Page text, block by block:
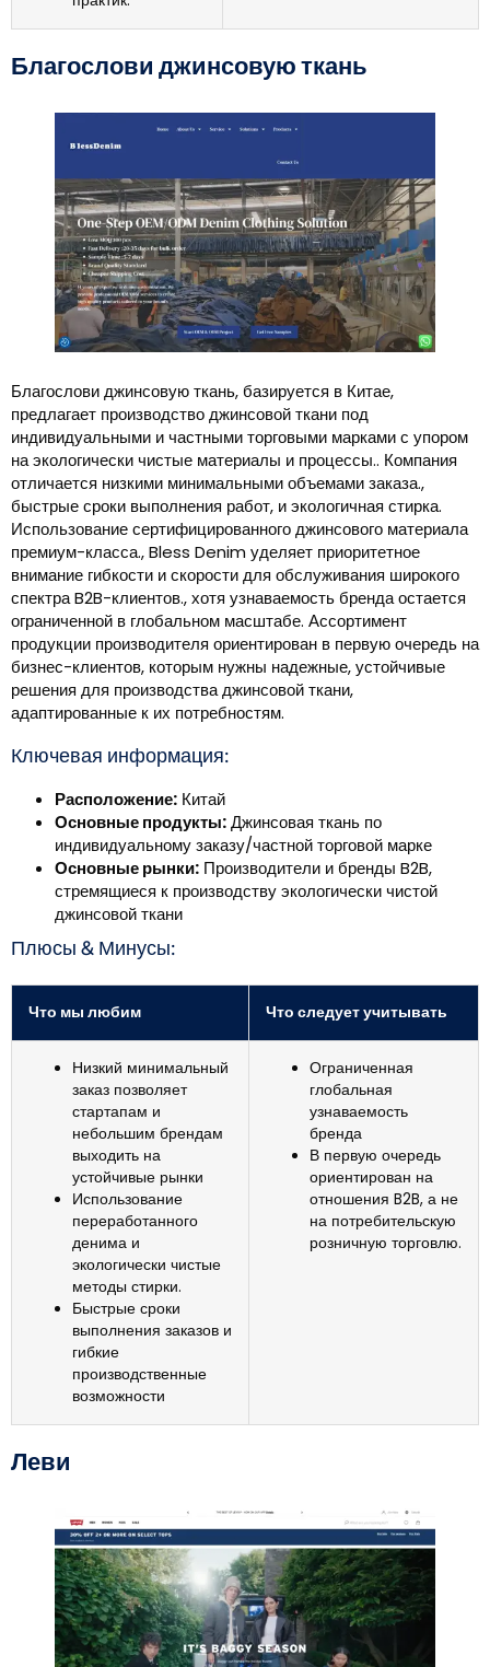
Благослови джинсовую ткань
Благослови джинсовую ткань, базируется в Китае,
предлагает производство джинсовой ткани под
индивидуальными и частными торговыми марками с упором
на экологически чистые материалы и процессы.. Компания
отличается низкими минимальными объемами заказа.,
быстрые сроки выполнения работ, и экологичная стирка.
Использование сертифицированного джинсового материала
премиум-класса., Bless Denim уделяет приоритетное
внимание гибкости и скорости для обслуживания широкого
спектра B2B-клиентов., хотя узнаваемость бренда остается
ограниченной в глобальном масштабе. Ассортимент
продукции производителя ориентирован в первую очередь на
бизнес-клиентов, которым нужны надежные, устойчивые
решения для производства джинсовой ткани,
адаптированные к их потребностям.
Ключевая информация:
Расположение: Китай
Основные продукты:Джинсовая ткань по
индивидуальному заказу/частной торговой марке
Основные рынки: Производители и бренды B2B,
стремящиеся к производству экологически чистой
джинсовой ткани
Плюсы & Минусы:
Что мы любим Что следует учитывать
Низкий минимальный
заказ позволяет
стартапам и
небольшим брендам
выходить на
устойчивые рынки
Использование
переработанного
денима и
экологически чистые
методы стирки.
Быстрые сроки
выполнения заказов и
гибкие
производственные
возможности
Ограниченная
глобальная
узнаваемость
бренда
В первую очередь
ориентирован на
отношения B2B, а не
на потребительскую
розничную торговлю.
Леви